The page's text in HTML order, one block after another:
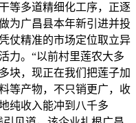
等多道精细化工序，正逐
为广昌县本年新引进并投
仗精准的市场定位取立异
力。“以前村里莲农大多
块，现正在我们把莲子加
等产物，不只销更广，收
纯收入能冲到八千多